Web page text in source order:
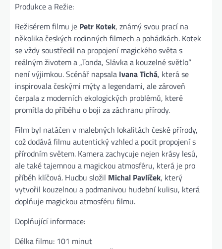
Produkce a Režie:
Režisérem filmu je Petr Kotek, známý svou prací na
několika českých rodinných filmech a pohádkách. Kotek
se vždy soustředil na propojení magického světa s
reálným životem a „Tonda, Slávka a kouzelné světlo“
není výjimkou. Scénář napsala Ivana Tichá, která se
inspirovala českými mýty a legendami, ale zároveň
čerpala z moderních ekologických problémů, které
promítla do příběhu o boji za záchranu přírody.
Film byl natáčen v malebných lokalitách české přírody,
což dodává filmu autentický vzhled a pocit propojení s
přírodním světem. Kamera zachycuje nejen krásy lesů,
ale také tajemnou a magickou atmosféru, která je pro
příběh klíčová. Hudbu složil Michal Pavlíček, který
vytvořil kouzelnou a podmanivou hudební kulisu, která
doplňuje magickou atmosféru filmu.
Doplňující informace:
Délka filmu: 101 minut